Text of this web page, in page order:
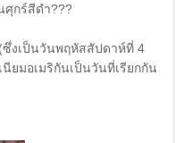
ศุกร์สีดำ???
ซึ่งเป็นวันพฤหัสสัปดาห์ที่ 4
ยมอเมริกันเป็นวันที่เรียกกัน